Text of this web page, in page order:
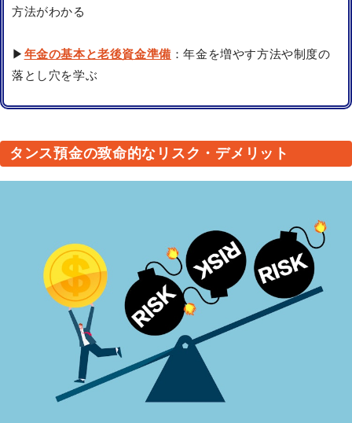
方法がわかる
▶ 年金の基本と老後資金準備 ：年金を増やす方法や制度の
落とし穴を学ぶ
タンス預金の致命的なリスク・デメリット